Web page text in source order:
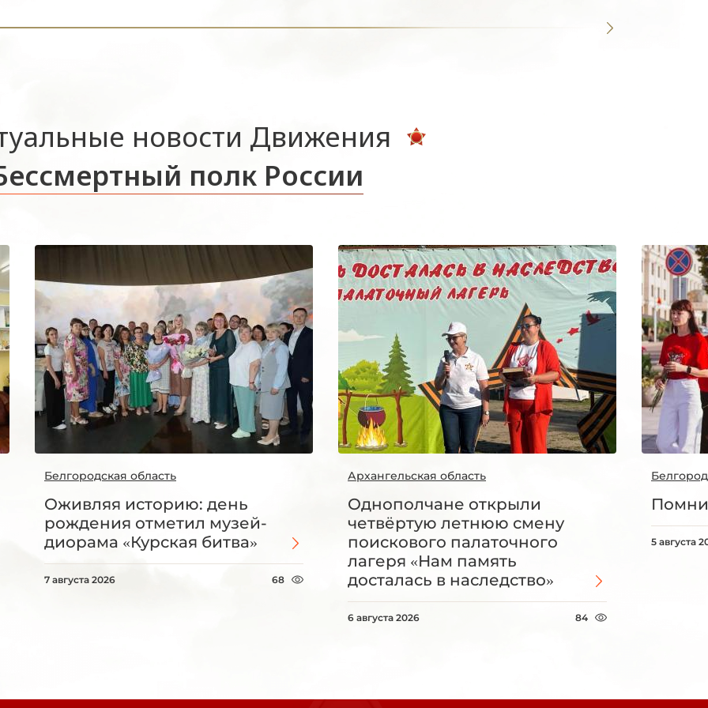
новости Движения
полк России
Белгородская область
Оживляя историю: день
рождения отметил музей-
диорама «Курская битва»
7 августа 2026 68
Архангельская область
Однополчане открыли
четвёртую летнюю смену
поискового палаточного
лагеря «Нам память
досталась в наследство»
6 августа 2026 84
5 августа